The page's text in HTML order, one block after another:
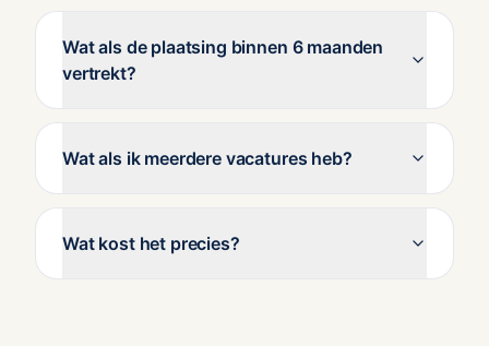
Wat als de plaatsing binnen 6 maanden
vertrekt?
Wat als ik meerdere vacatures heb?
Wat kost het precies?